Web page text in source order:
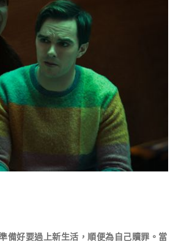
備好要過上新生活，順便為自己贖罪。當